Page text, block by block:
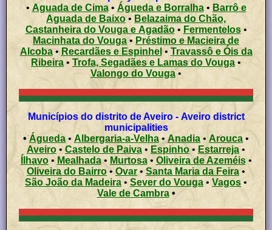
• Aguada de Cima• Águeda e Borralha• Barrô e
Aguada de Baixo• Belazaima do Chão,
Castanheira do Vouga e Agadão• Fermentelos•
Macinhata do Vouga• Préstimo e Macieira de
Alcoba• Recardães e Espinhel • Travassô e Óis da
Ribeira • Trofa, Segadães e Lamas do Vouga•
Valongo do Vouga•
Municípios do distrito de Aveiro - Aveiro district
municipalities
• Águeda • Albergaria-a-Velha •Anadia • Arouca •
Aveiro •Castelo de Paiva •Espinho • Estarreja•
Ílhavo• Mealhada• Murtosa• Oliveira de Azeméis•
Oliveira do Bairro• Ovar•Santa Maria da Feira•
São João da Madeira • Sever do Vouga • Vagos•
Vale de Cambra •